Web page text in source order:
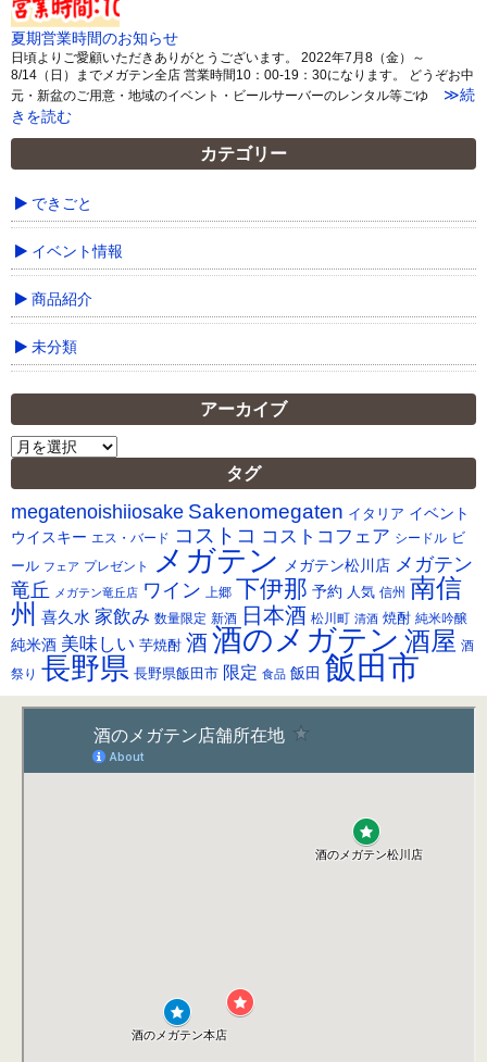
夏期営業時間のお知らせ
日頃よりご愛顧いただきありがとうございます。 2022年7月8（金）～
8/14（日）までメガテン全店 営業時間10：00-19：30になります。 どうぞお中
元・新盆のご用意・地域のイベント・ビールサーバーのレンタル等ごゆ
≫続
きを読む
カテゴリー
できごと
イベント情報
商品紹介
未分類
アーカイブ
ア
カ
イ
ブ
タグ
megatenoishiiosake Sakenomegaten イタリア イベント
ウイスキー エス・バード コストコ コストコフェア シードル ビ
ール フェア プレゼント メガテン メガテン松川店 メガテン
竜丘
メガテン竜丘店 ワイン 上郷 下伊那 予約 人気 信州 南信
州 喜久水 家飲み 数量限定 新酒 日本酒 松川町 清酒 焼酎 純米吟醸
純米酒 美味しい 芋焼酎 酒酒のメガテン 酒屋 酒
祭り 長野県 長野県飯田市 限定 食品 飯田 飯田市